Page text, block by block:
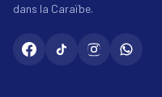
dans la Caraïbe.